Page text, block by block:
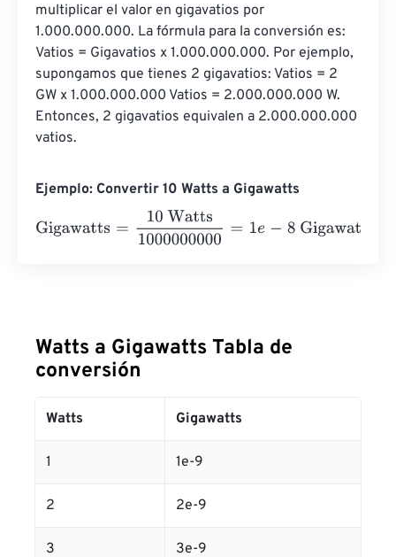
multiplicar el valor en gigavatios por
1.000.000.000. La fórmula para la conversión es:
Vatios = Gigavatios x 1.000.000.000. Por ejemplo,
supongamos que tienes 2 gigavatios: Vatios = 2
GW x 1.000.000.000 Vatios = 2.000.000.000 W.
Entonces, 2 gigavatios equivalen a 2.000.000.000
vatios.
Ejemplo: Convertir 10 Watts a Gigawatts
Gigawatts = 10 Watts1000000000 = Gigawatts
Watts a Gigawatts Tabla de
conversión
Watts Gigawatts
1 1e-9
2 2e-9
3 3e-9